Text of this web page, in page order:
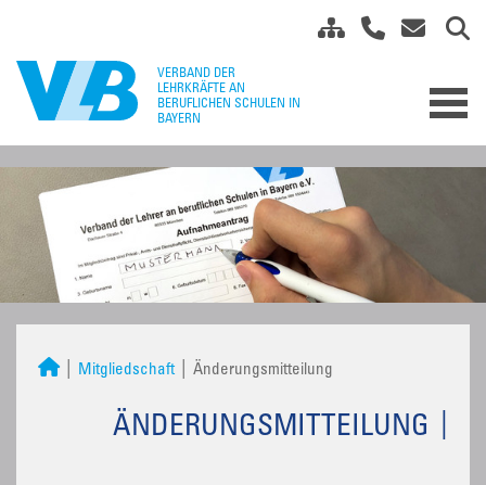
Mitgliedschaft Änderungsmitteilung
ÄNDERUNGSMITTEILUNG